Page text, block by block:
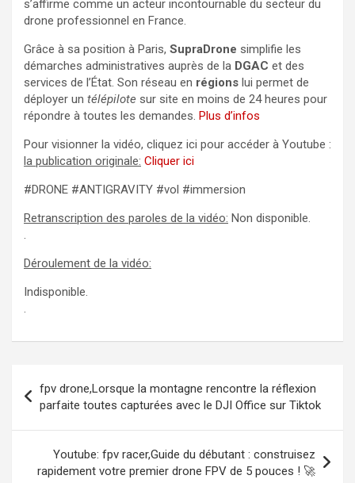
s’affirme comme un acteur incontournable du secteur du
drone professionnel en France.
Grâce à sa position à Paris, SupraDrone simplifie les
démarches administratives auprès de la DGAC et des
services de l’État. Son réseau en régions lui permet de
déployer un télépilote sur site en moins de 24 heures pour
répondre à toutes les demandes. Plus d’infos
Pour visionner la vidéo, cliquez ici pour accéder à Youtube :
la publication originale: Cliquer ici
#DRONE #ANTIGRAVITY #vol #immersion
Retranscription des paroles de la vidéo: Non disponible.
.
Déroulement de la vidéo:
Indisponible.
.
de
l’article
fpv drone,Lorsque la montagne rencontre la réflexion
parfaite toutes capturées avec le DJI Office sur Tiktok
Youtube: fpv racer,Guide du débutant : construisez
rapidement votre premier drone FPV de 5 pouces ! 🚀